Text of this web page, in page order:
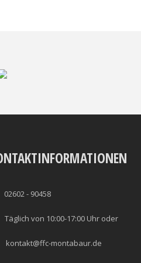
02602 - 90458
Täglich von 10:00-17:00 Uhr oder
kontakt@ffc-montabaur.de